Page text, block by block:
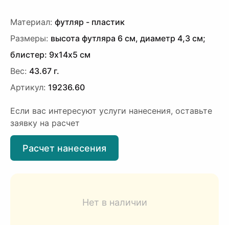
Материал: футляр - пластик
Размеры: высота футляра 6 см, диаметр 4,3 см;
блистер: 9х14х5 см
Вес: 43.67 г.
Артикул: 19236.60
Если вас интересуют услуги нанесения, оставьте
заявку на расчет
Расчет нанесения
Нет в наличии